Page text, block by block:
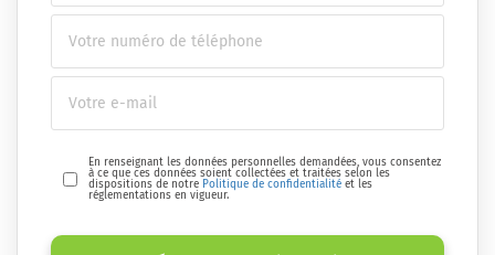
En renseignant les données personnelles demandées, vous consentez
à ce que ces données soient collectées et traitées selon les
dispositions de notre Politique de confidentialité et les
réglementations en vigueur.